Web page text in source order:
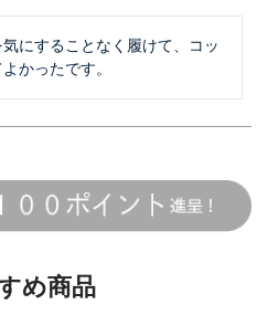
にすることなく履けて、コッ
かったです。
め商品